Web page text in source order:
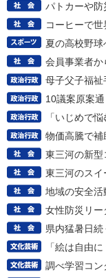
パトカーや防
コーヒーで
夏の高校野球
会員事業者
母子父子福祉
10議案原案
「いじめで
物価高騰で補
東三河の新型
東三河のスイ
地域の安全活
女性防災リー
県内猛暑日続
「絵は自由
調べ学習コン